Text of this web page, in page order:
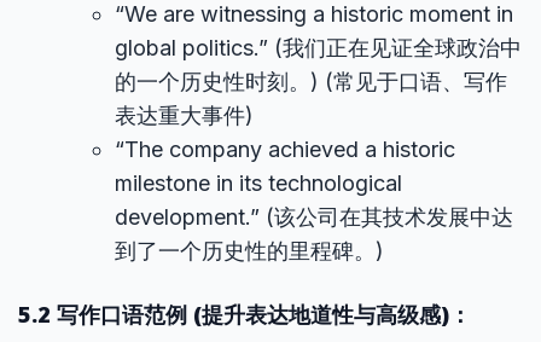
“We are witnessing a historic moment in
global politics.” (我们正在见证全球政治中
的一个历史性时刻。) (常见于口语、写作
表达重大事件)
“The company achieved a historic
milestone in its technological
development.” (该公司在其技术发展中达
到了一个历史性的里程碑。)
5.2 写作口语范例 (提升表达地道性与高级感)：